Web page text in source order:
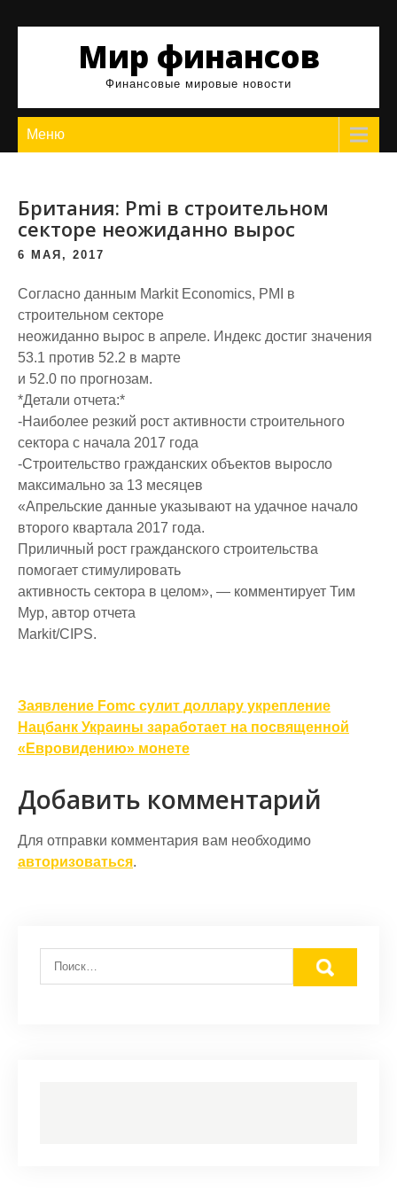
Мир финансов
Финансовые мировые новости
Меню
Британия: Pmi в строительном
секторе неожиданно вырос
6 МАЯ, 2017
Согласно данным Markit Economics, PMI в
строительном секторе
неожиданно вырос в апреле. Индекс достиг значения
53.1 против 52.2 в марте
и 52.0 по прогнозам.
*Детали отчета:*
-Наиболее резкий рост активности строительного
сектора с начала 2017 года
-Строительство гражданских объектов выросло
максимально за 13 месяцев
«Апрельские данные указывают на удачное начало
второго квартала 2017 года.
Приличный рост гражданского строительства
помогает стимулировать
активность сектора в целом», — комментирует Тим
Мур, автор отчета
Markit/CIPS.
Навигация
по
записям
Заявление Fomc сулит доллару укрепление
Нацбанк Украины заработает на посвященной
«Евровидению» монете
Добавить комментарий
Для отправки комментария вам необходимо
авторизоваться.